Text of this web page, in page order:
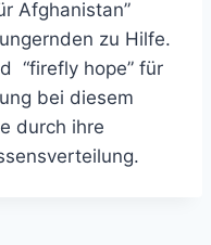
Afghanistan”
zu Hilfe.
“firefly hope” für
bei diesem
durch ihre